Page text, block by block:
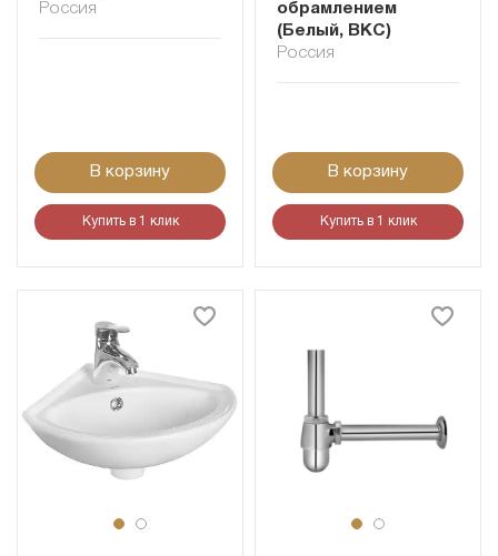
Россия
В корзину
Купить в 1 клик
обрамлением
(Белый, ВКС)
Россия
В корзину
Купить в 1 клик